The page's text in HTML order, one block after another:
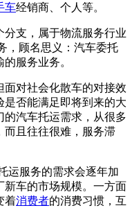
车经销商、个人等。
支，属于物流服务行业
，顾名思义：汽车委托
服务业务。
对社会化散车的对接效
否能满足即将到来的大
汽车托运需求，从很多
而且往往很难，服务滞
运服务的需求会逐年加
新车的市场规模。一方面
着消费者的消费习惯，互